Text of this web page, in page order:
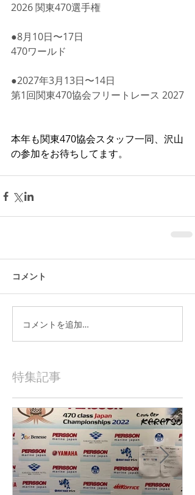
2026 関東470選手権
●8月10日〜17日
470ワールド
●2027年3月13日〜14日
第1回関東470協会フリートレース 2027
本年も関東470協会スタッフ一同、沢山
の参加をお待ちしてます。
コメント
コメントを追加…
特集記事